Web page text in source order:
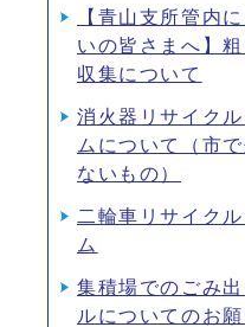
【青山支所管内
いの皆さまへ】
収集について
消火器リサイク
ムについて（市
ないもの）
二輪車リサイク
ム
集積場でのごみ
ルについてのお願